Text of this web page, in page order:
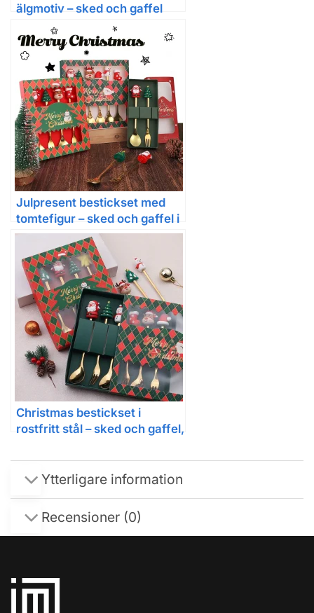
älgmotiv – sked och gaffel
Julpresent bestickset med
tomtefigur – sked och gaffel i
rostfritt stål
Christmas bestickset i
rostfritt stål – sked och gaffel,
Ytterligare information
Recensioner (0)